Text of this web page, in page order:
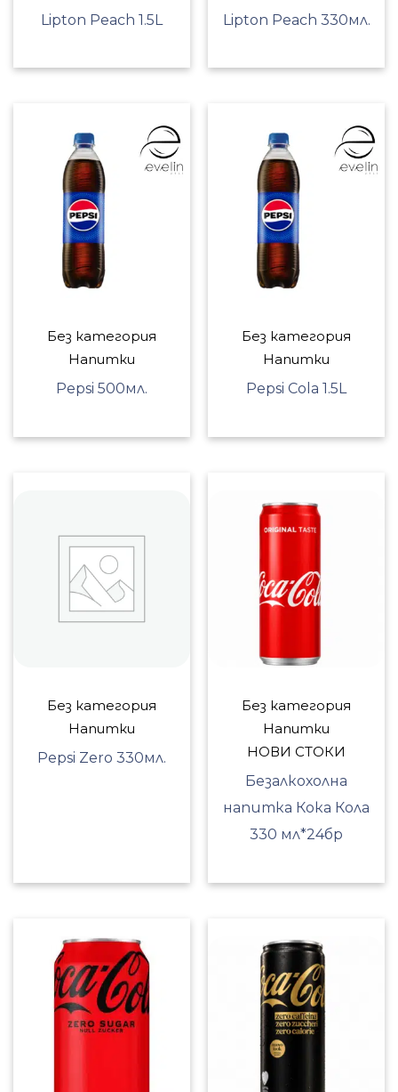
Lipton Peach 1.5L
Lipton Peach 330мл.
Без категория
Напитки
Pepsi 500мл.
Без категория
Напитки
Pepsi Cola 1.5L
Без категория
Напитки
Pepsi Zero 330мл.
Без категория
Напитки
НОВИ СТОКИ
Безалкохолна
напитка Кока Кола
330 мл*24бр